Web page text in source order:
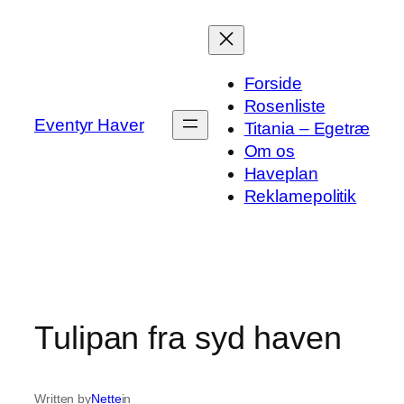
Eventyr Haver
Forside
Rosenliste
Titania – Egetræ
Om os
Haveplan
Reklamepolitik
Tulipan fra syd haven
Written byNettein